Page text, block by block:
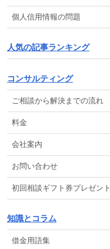
個人信用情報の問題
人気の記事ランキング
コンサルティング
ご相談から解決までの流れ
料金
会社案内
お問い合わせ
初回相談ギフト券プレゼント
知識とコラム
借金用語集